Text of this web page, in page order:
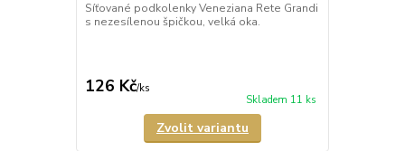
Síťované podkolenky Veneziana Rete Grandi
s nezesílenou špičkou, velká oka.
126 Kč/ks
Skladem 11 ks
Zvolit variantu